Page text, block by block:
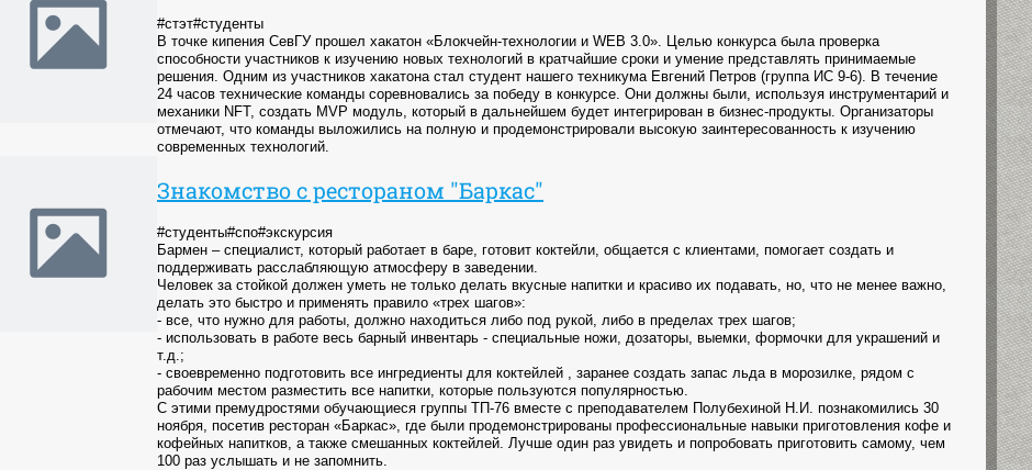
#стэт#студенты
В точке кипения СевГУ прошел хакатон «Блокчейн-технологии и WEB 3.0». Целью конкурса была проверка
способности участников к изучению новых технологий в кратчайшие сроки и умение представлять принимаемые
решения. Одним из участников хакатона стал студент нашего техникума Евгений Петров (группа ИС 9-6). В течение
24 часов технические команды соревновались за победу в конкурсе. Они должны были, используя инструментарий и
механики NFT, создать MVP модуль, который в дальнейшем будет интегрирован в бизнес-продукты. Организаторы
отмечают, что команды выложились на полную и продемонстрировали высокую заинтересованность к изучению
современных технологий.
Знакомство с рестораном "Баркас"
#студенты#спо#экскурсия
Бармен – специалист, который работает в баре, готовит коктейли, общается с клиентами, помогает создать и
поддерживать расслабляющую атмосферу в заведении.
Человек за стойкой должен уметь не только делать вкусные напитки и красиво их подавать, но, что не менее важно,
делать это быстро и применять правило «трех шагов»:
- все, что нужно для работы, должно находиться либо под рукой, либо в пределах трех шагов;
- использовать в работе весь барный инвентарь - специальные ножи, дозаторы, выемки, формочки для украшений и
т.д.;
- своевременно подготовить все ингредиенты для коктейлей , заранее создать запас льда в морозилке, рядом с
рабочим местом разместить все напитки, которые пользуются популярностью.
С этими премудростями обучающиеся группы ТП-76 вместе с преподавателем Полубехиной Н.И. познакомились 30
ноября, посетив ресторан «Баркас», где были продемонстрированы профессиональные навыки приготовления кофе и
кофейных напитков, а также смешанных коктейлей. Лучше один раз увидеть и попробовать приготовить самому, чем
100 раз услышать и не запомнить.